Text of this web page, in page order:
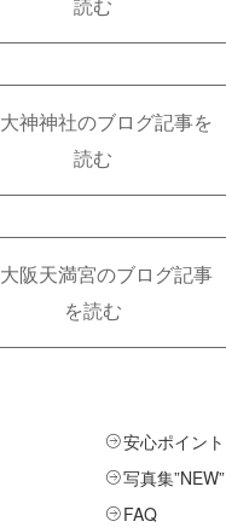
大神神社のブログ記事を
読む
大阪天満宮のブログ記事
を読む
安心ポイント
写真集”NEW”
FAQ